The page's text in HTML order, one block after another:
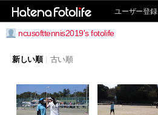
ユーザー登録
ncusofttennis2019's fotolife
新しい順 古い順